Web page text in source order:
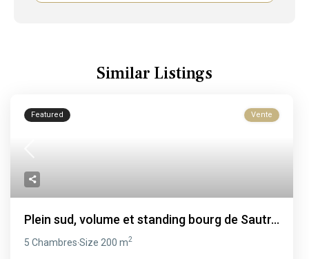
Similar Listings
Featured Vente
Plein sud, volume et standing bourg de Sautr...
5 Chambres·Size 200 m2